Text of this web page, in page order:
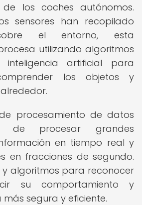
de los coches autónomos.
sensores han recopilado
el entorno, esta
utilizando algoritmos
artificial para
los objetos y
procesamiento de datos
de procesar grandes
en tiempo real y
en fracciones de segundo.
y algoritmos para reconocer
su comportamiento y
segura y eficiente.